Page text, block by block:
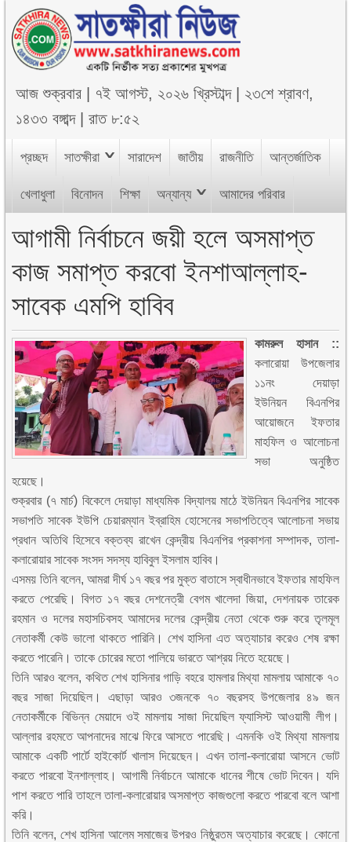
আজশুক্রবার ৭ই আগস্ট, ২০২৬ খ্রিস্টাব্দ| ২৩শে শ্রাবণ,
১৪৩৩ বঙ্গাব্দ|রাত ৮:৫২
প্রচ্ছদ সাতক্ষীরা সারাদেশ জাতীয় রাজনীতি আন্তর্জাতিক
খেলাধুলা বিনোদন শিক্ষা অন্যান্য আমাদের পরিবার
আগামী নির্বাচনে জয়ী হলে অসমাপ্ত
কাজ সমাপ্ত করবো ইনশাআল্লাহ-
সাবেক এমপি হাবিব
কামরুল হাসান ::
কলারোয়া উপজেলার
১১নং দেয়াড়া
ইউনিয়ন বিএনপির
আয়োজনে ইফতার
মাহফিল ও আলোচনা
সভা অনুষ্ঠিত
হয়েছে।
শুক্রবার (৭ মার্চ) বিকেলে দেয়াড়া মাধ্যমিক বিদ্যালয় মাঠে ইউনিয়ন বিএনপির সাবেক
সভাপতি সাবেক ইউপি চেয়ারম্যান ইব্রাহিম হোসেনের সভাপতিত্বে আলোচনা সভায়
প্রধান অতিথি হিসেবে বক্তব্য রাখেন কেন্দ্রীয় বিএনপির প্রকাশনা সম্পাদক, তালা-
কলারোয়ার সাবেক সংসদ সদস্য হাবিবুল ইসলাম হাবিব।
এসময় তিনি বলেন, আমরা দীর্ঘ ১৭ বছর পর মুক্ত বাতাসে স্বাধীনভাবে ইফতার মাহফিল
করতে পেরেছি। বিগত ১৭ বছর দেশনেত্রী বেগম খালেদা জিয়া, দেশনায়ক তারেক
রহমান ও দলের মহাসচিবসহ আমাদের দলের কেন্দ্রীয় নেতা থেকে শুরু করে তৃলমূল
নেতাকর্মী কেউ ভালো থাকতে পারিনি। শেখ হাসিনা এত অত্যাচার করেও শেষ রক্ষা
করতে পারেনি। তাকে চোরের মতো পালিয়ে ভারতে আশ্রয় নিতে হয়েছে।
তিনি আরও বলেন, কথিত শেখ হাসিনার গাড়ি বহরে হামলার মিথ্যা মামলায় আমাকে ৭০
বছর সাজা দিয়েছিল। এছাড়া আরও ৩জনকে ৭০ বছরসহ উপজেলার ৪৯ জন
নেতাকর্মীকে বিভিন্ন মেয়াদে ওই মামলায় সাজা দিয়েছিল ফ্যাসিস্ট আওয়ামী লীগ।
আল্লার রহমতে আপনাদের মাঝে ফিরে আসতে পারেছি। এমনকি ওই মিথ্যা মামলায়
আমাকে একটি পার্টে হাইকোর্ট খালাস দিয়েছেন। এখন তালা-কলারোয়া আসনে ভোট
করতে পারবো ইনশাল্লাহ। আগামী নির্বাচনে আমাকে ধানের শীষে ভোট দিবেন। যদি
পাশ করতে পারি তাহলে তালা-কলারোয়ার অসমাপ্ত কাজগুলো করতে পারবো বলে আশা
করি।
তিনি বলেন, শেখ হাসিনা আলেম সমাজের উপরও নিষ্ঠুরতম অত্যাচার করেছে। কোনো